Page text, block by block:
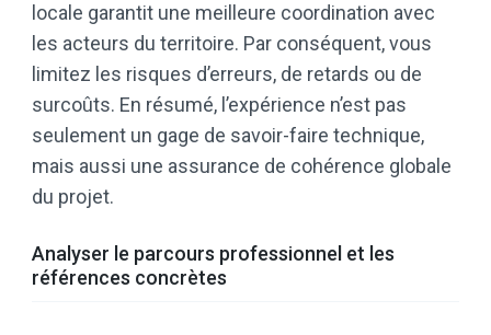
locale garantit une meilleure coordination avec
les acteurs du territoire. Par conséquent, vous
limitez les risques d’erreurs, de retards ou de
surcoûts. En résumé, l’expérience n’est pas
seulement un gage de savoir-faire technique,
mais aussi une assurance de cohérence globale
du projet.
Analyser le parcours professionnel et les
références concrètes